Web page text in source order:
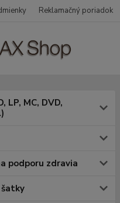
Reklamačný poriadok
LP, MC, DVD,
podporu zdravia